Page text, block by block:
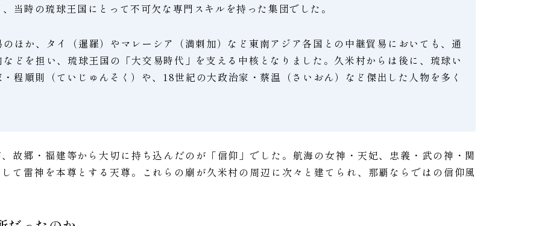
当時の琉球王国にとって不可欠な専門スキルを持った集団でした。
ほか、タイ（暹羅）やマレーシア（満刺加）など東南アジア各国との中継貿易においても、通
どを担い、琉球王国の「大交易時代」を支える中核となりました。久米村からは後に、琉球い
程順則（ていじゅんそく）や、18世紀の大政治家・蔡温（さいおん）など傑出した人物を多く
故郷・福建等から大切に持ち込んだのが「信仰」でした。航海の女神・天妃、忠義・武の神・関
て雷神を本尊とする天尊。これらの廟が久米村の周辺に次々と建てられ、那覇ならではの信仰風